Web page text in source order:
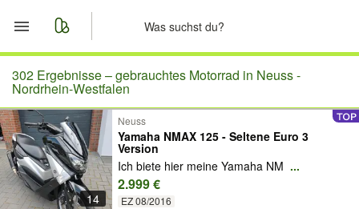
Start
Merkliste
Nachrichten
Anzeige aufgeben
302 Ergebnisse –gebrauchtes Motorrad in Neuss -
Nordrhein-Westfalen
14
Neuss
Yamaha NMAX 125 - Seltene Euro 3
Version
Ich biete hier meine Yamaha NM ...
2.999 €
EZ 08/2016